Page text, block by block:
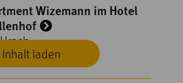
Inhalt laden
Wizemann im Hotel